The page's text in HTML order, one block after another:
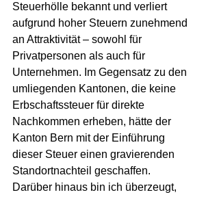
Steuerhölle bekannt und verliert
aufgrund hoher Steuern zunehmend
an Attraktivität – sowohl für
Privatpersonen als auch für
Unternehmen. Im Gegensatz zu den
umliegenden Kantonen, die keine
Erbschaftssteuer für direkte
Nachkommen erheben, hätte der
Kanton Bern mit der Einführung
dieser Steuer einen gravierenden
Standortnachteil geschaffen.
Darüber hinaus bin ich überzeugt,